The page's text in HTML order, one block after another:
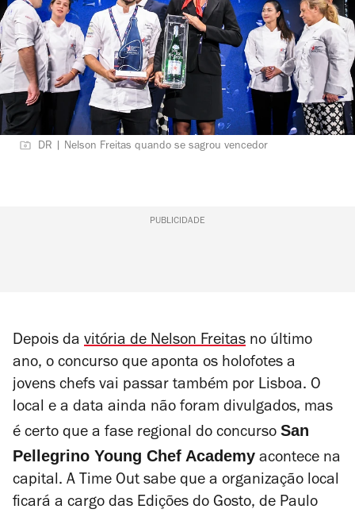
DR | Nelson Freitas quando se sagrou vencedor
PUBLICIDADE
Depois da vitória de Nelson Freitas no último
ano, o concurso que aponta os holofotes a
jovens chefs vai passar também por Lisboa. O
local e a data ainda não foram divulgados, mas
é certo que a fase regional do concurso San
Pellegrino Young Chef Academy acontece na
capital. A Time Out sabe que a organização local
ficará a cargo das Edições do Gosto, de Paulo